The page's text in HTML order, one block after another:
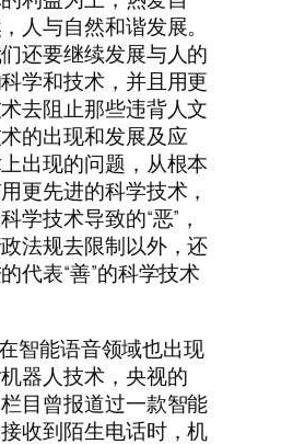
人与自然和谐发展。
还要继续发展与人的
学和技术，并且用更
去阻止那些违背人文
的出现和发展及应
出现的问题，从根本
更先进的科学技术，
学技术导致的“恶”，
法规去限制以外，还
代表“善”的科学技术
智能语音领域也出现
器人技术，央视的
栏目曾报道过一款智能
收到陌生电话时，机